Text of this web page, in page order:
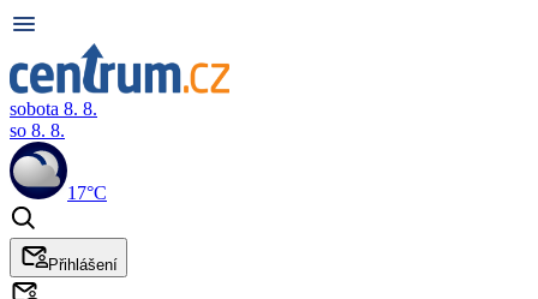
sobota 8. 8.
so 8. 8.
17°C
Přihlášení